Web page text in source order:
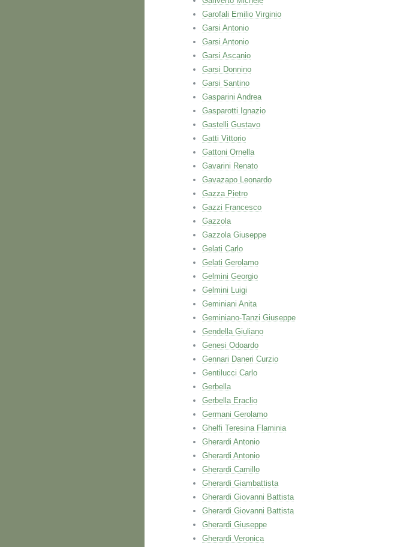
Garofali Emilio Virginio
Garsi Antonio
Garsi Antonio
Garsi Ascanio
Garsi Donnino
Garsi Santino
Gasparini Andrea
Gasparotti Ignazio
Gastelli Gustavo
Gatti Vittorio
Gattoni Ornella
Gavarini Renato
Gavazapo Leonardo
Gazza Pietro
Gazzi Francesco
Gazzola
Gazzola Giuseppe
Gelati Carlo
Gelati Gerolamo
Gelmini Georgio
Gelmini Luigi
Geminiani Anita
Geminiano-Tanzi Giuseppe
Gendella Giuliano
Genesi Odoardo
Gennari Daneri Curzio
Gentilucci Carlo
Gerbella
Gerbella Eraclio
Germani Gerolamo
Ghelfi Teresina Flaminia
Gherardi Antonio
Gherardi Antonio
Gherardi Camillo
Gherardi Giambattista
Gherardi Giovanni Battista
Gherardi Giovanni Battista
Gherardi Giuseppe
Gherardi Veronica